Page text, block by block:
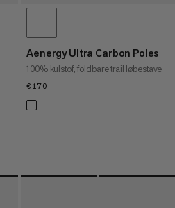
Aenergy Ultra Carbon Poles
100% kulstof, foldbare trail løbestave
€170